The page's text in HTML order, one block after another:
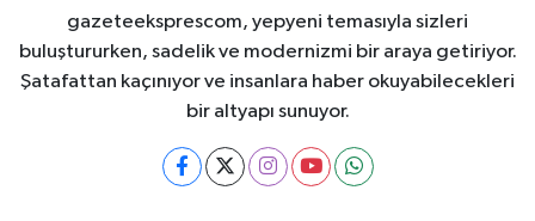
gazeteeksprescom, yepyeni temasıyla sizleri
buluştururken, sadelik ve modernizmi bir araya getiriyor.
Şatafattan kaçınıyor ve insanlara haber okuyabilecekleri
bir altyapı sunuyor.